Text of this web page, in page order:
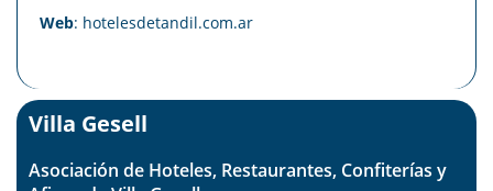
Web: hotelesdetandil.com.ar
Villa Gesell
Asociación de Hoteles, Restaurantes, Confiterías y